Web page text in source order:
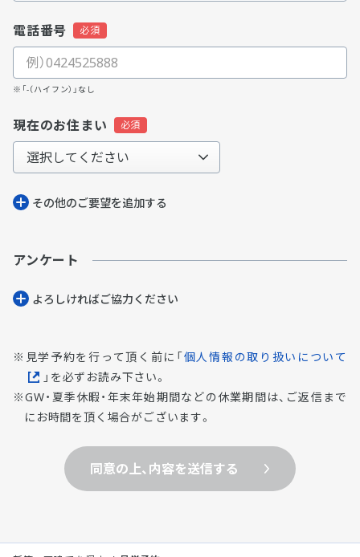
電話番号
※「-（ハイフン）」なし
現在のお住まい
その他のご要望を追加する
アンケート
よろしければご協⼒ください
見学予約を行って頂く前に「個人情報の取り扱いについて
」を必ずお読み下さい。
GW・夏季休暇・年末年始期間などの休業期間は、ご返信まで
にお時間を頂く場合がございます。
同意の上、内容を送信する